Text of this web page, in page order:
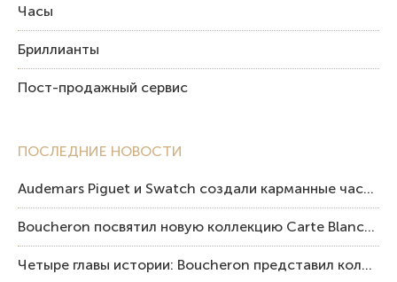
ПОСЛЕДНИЕ НОВОСТИ
Audemars Piguet и Swatch создали карманные часы в эстетике Royal Oak и Pop Art
Boucheron посвятил новую коллекцию Carte Blanche Human Being человеку и силе мастерства
Четыре главы истории: Boucheron представил коллекцию «Nom: Boucheron, Prénom: Frédéric»
Часы
Бриллианты
Пост-продажный сервис